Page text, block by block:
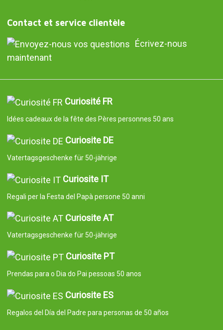
Contact et service clientèle
Écrivez-nous
maintenant
Curiosité FR
Idées cadeaux de la fête des Pères personnes 50 ans
Curiosite DE
Vatertagsgeschenke für 50-jährige
Curiosite IT
Regali per la Festa del Papà persone 50 anni
Curiosite AT
Vatertagsgeschenke für 50-jährige
Curiosite PT
Prendas para o Dia do Pai pessoas 50 anos
Curiosite ES
Regalos del Día del Padre para personas de 50 años